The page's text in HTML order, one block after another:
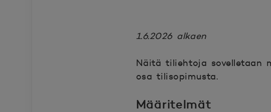
1.6.2026 alkaen
Näitä tiliehtoja sovelletaan
osa tilisopimusta.
Määritelmät